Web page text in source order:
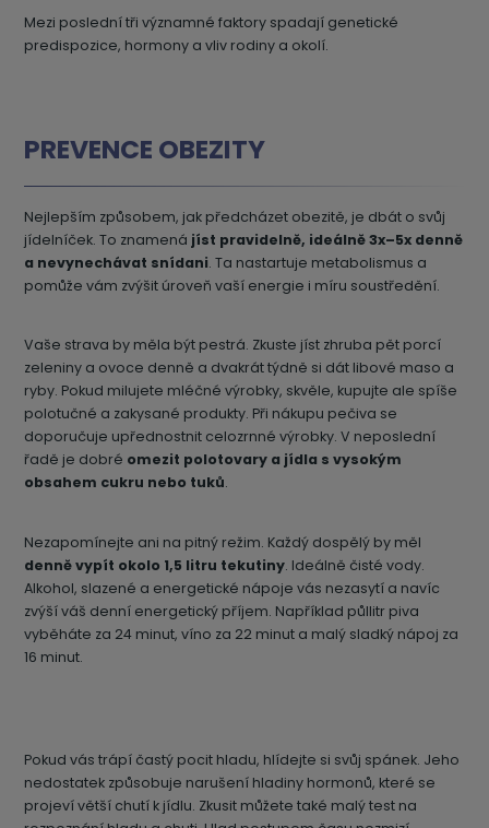
Mezi poslední tři významné faktory spadají genetické
predispozice, hormony a vliv rodiny a okolí.
PREVENCE OBEZITY
Nejlepším způsobem, jak předcházet obezitě, je dbát o svůj
jídelníček. To znamená jíst pravidelně, ideálně 3x–5x denně
a nevynechávat snídani. Ta nastartuje metabolismus a
pomůže vám zvýšit úroveň vaší energie i míru soustředění.
Vaše strava by měla být pestrá. Zkuste jíst zhruba pět porcí
zeleniny a ovoce denně a dvakrát týdně si dát libové maso a
ryby. Pokud milujete mléčné výrobky, skvěle, kupujte ale spíše
polotučné a zakysané produkty. Při nákupu pečiva se
doporučuje upřednostnit celozrnné výrobky. V neposlední
řadě je dobré omezit polotovary a jídla s vysokým
obsahem cukru nebo tuků.
Nezapomínejte ani na pitný režim. Každý dospělý by měl
denně vypít okolo 1,5 litru tekutiny. Ideálně čisté vody.
Alkohol, slazené a energetické nápoje vás nezasytí a navíc
zvýší váš denní energetický příjem. Například půllitr piva
vyběháte za 24 minut, víno za 22 minut a malý sladký nápoj za
16 minut.
Pokud vás trápí častý pocit hladu, hlídejte si svůj spánek. Jeho
nedostatek způsobuje narušení hladiny hormonů, které se
projeví větší chutí k jídlu. Zkusit můžete také malý test na